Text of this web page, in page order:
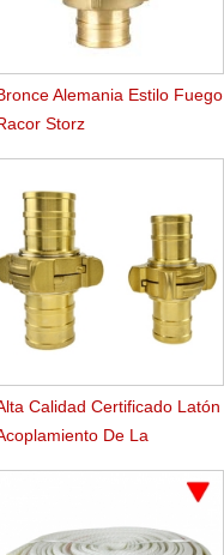
Alemania Estilo Fuego
Storz
Calidad Certificado Latón
De La